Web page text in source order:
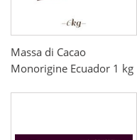
Massa di Cacao
Monorigine Ecuador 1 kg